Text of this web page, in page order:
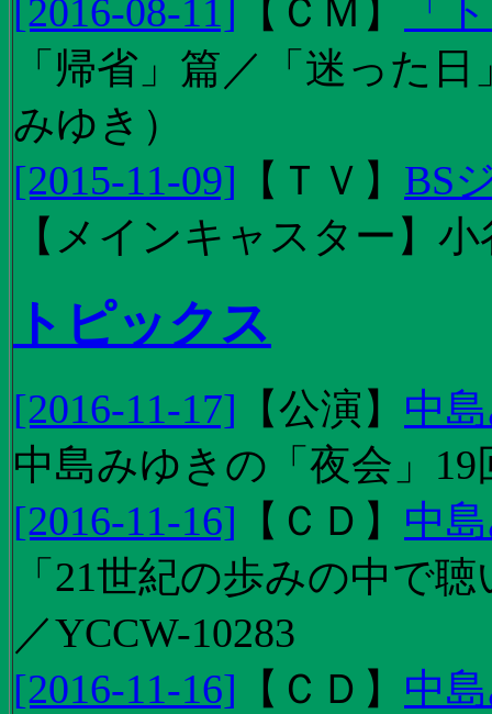
[2016-08-11] 【 ＣＭ 】
「
「帰省」篇／「迷った
みゆき）
[2015-11-09] 【 ＴＶ 】 BS
【メインキャスター】
トピックス
[2016-11-17] 【公演 】 中
中島みゆきの「夜会」
[2016-11-16] 【 ＣＤ 】 中
「21世紀の歩みの中で
／YCCW-10283
[2016-11-16] 【 ＣＤ 】 中